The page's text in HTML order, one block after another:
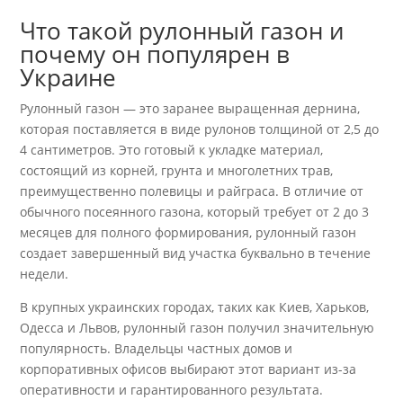
Что такой рулонный газон и
почему он популярен в
Украине
Рулонный газон — это заранее выращенная дернина,
которая поставляется в виде рулонов толщиной от 2,5 до
4 сантиметров. Это готовый к укладке материал,
состоящий из корней, грунта и многолетних трав,
преимущественно полевицы и райграса. В отличие от
обычного посеянного газона, который требует от 2 до 3
месяцев для полного формирования, рулонный газон
создает завершенный вид участка буквально в течение
недели.
В крупных украинских городах, таких как Киев, Харьков,
Одесса и Львов, рулонный газон получил значительную
популярность. Владельцы частных домов и
корпоративных офисов выбирают этот вариант из-за
оперативности и гарантированного результата.